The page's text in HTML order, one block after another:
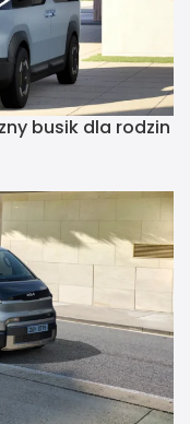
busik dla rodzin